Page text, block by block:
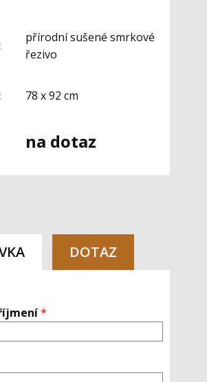
přírodní sušené smrkové
řezivo
78 x 92 cm
na dotaz
DOTAZ
*